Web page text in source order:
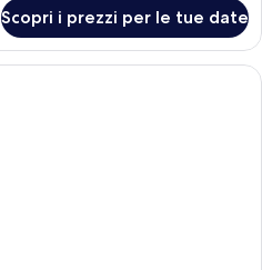
Scopri i prezzi per le tue date